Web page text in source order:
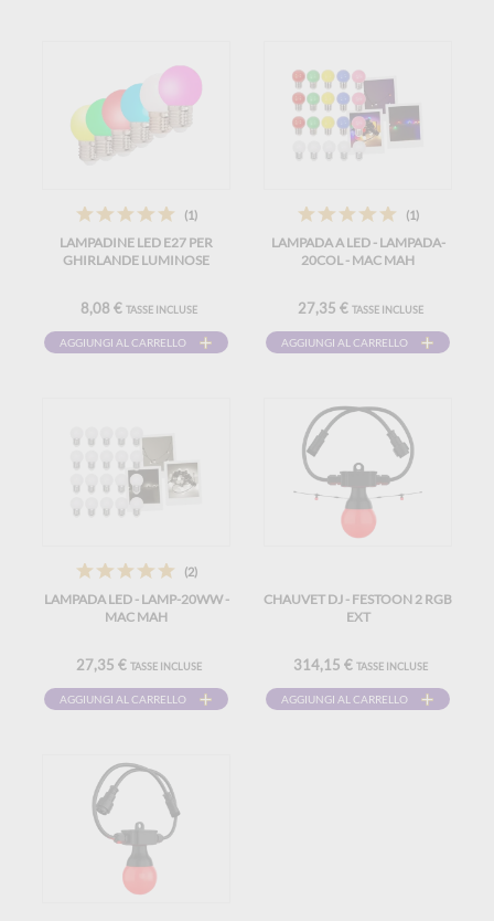
(1)
LAMPADINE LED E27 PER
GHIRLANDE LUMINOSE
8,08 € TASSE INCLUSE
AGGIUNGI AL CARRELLO
(1)
LAMPADA A LED - LAMPADA-
20COL - MAC MAH
27,35 € TASSE INCLUSE
AGGIUNGI AL CARRELLO
(2)
LAMPADA LED - LAMP-20WW -
MAC MAH
27,35 € TASSE INCLUSE
AGGIUNGI AL CARRELLO
CHAUVET DJ - FESTOON 2 RGB
EXT
314,15 € TASSE INCLUSE
AGGIUNGI AL CARRELLO